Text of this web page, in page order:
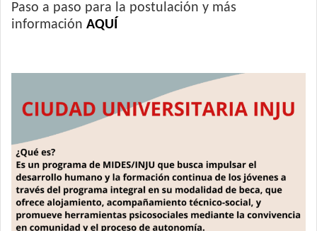
Paso a paso para la postulación y más
información AQUÍ